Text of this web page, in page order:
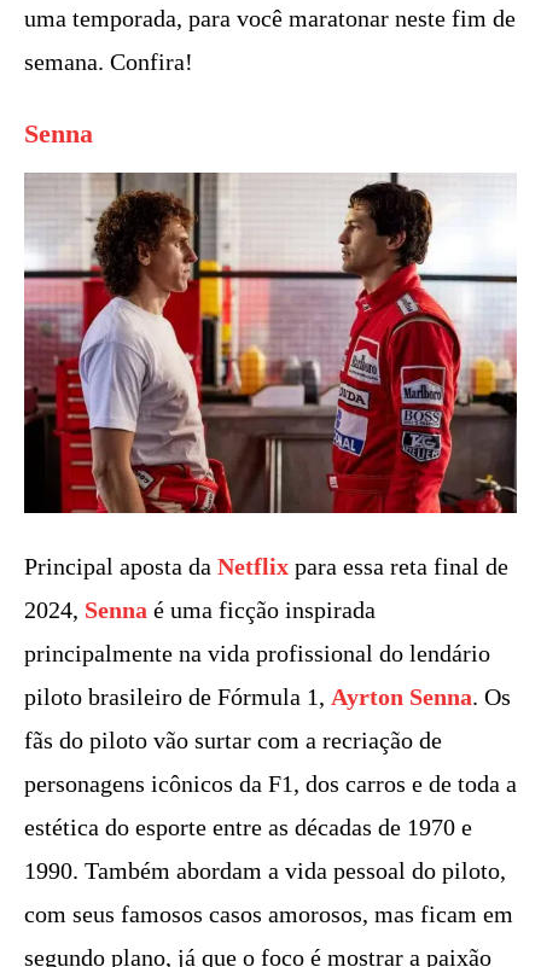
uma temporada, para você maratonar neste fim de
semana. Confira!
Senna
Principal aposta da Netflix para essa reta final de
2024, Senna é uma ficção inspirada
principalmente na vida profissional do lendário
piloto brasileiro de Fórmula 1, Ayrton Senna. Os
fãs do piloto vão surtar com a recriação de
personagens icônicos da F1, dos carros e de toda a
estética do esporte entre as décadas de 1970 e
1990. Também abordam a vida pessoal do piloto,
com seus famosos casos amorosos, mas ficam em
segundo plano, já que o foco é mostrar a paixão